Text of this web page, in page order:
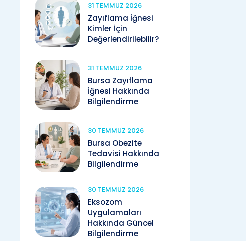
31 TEMMUZ 2026
Zayıflama İğnesi
Kimler İçin
Değerlendirilebilir?
31 TEMMUZ 2026
Bursa Zayıflama
İğnesi Hakkında
Bilgilendirme
30 TEMMUZ 2026
Bursa Obezite
Tedavisi Hakkında
Bilgilendirme
30 TEMMUZ 2026
Eksozom
Uygulamaları
Hakkında Güncel
Bilgilendirme